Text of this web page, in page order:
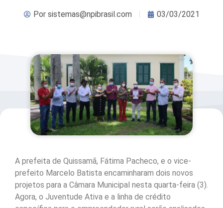
Porsistemas@npibrasil.com 03/03/2021
A prefeita de Quissamã, Fátima Pacheco, e o vice-
prefeito Marcelo Batista encaminharam dois novos
projetos para a Câmara Municipal nesta quarta-feira (3).
Agora, o Juventude Ativa e a linha de crédito